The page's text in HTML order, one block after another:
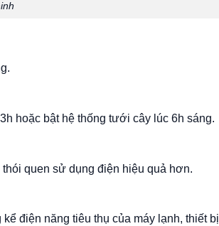
hoặc bật hệ thống tưới cây lúc 6h sáng.
quen sử dụng điện hiệu quả hơn.
điện năng tiêu thụ của máy lạnh, thiết bị